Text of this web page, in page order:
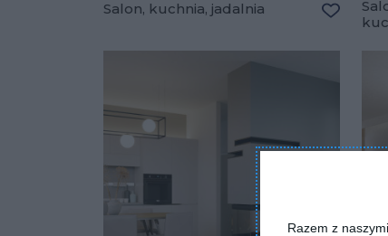
Razem z
Salon, kuchnia, jadalnia
Dodaj